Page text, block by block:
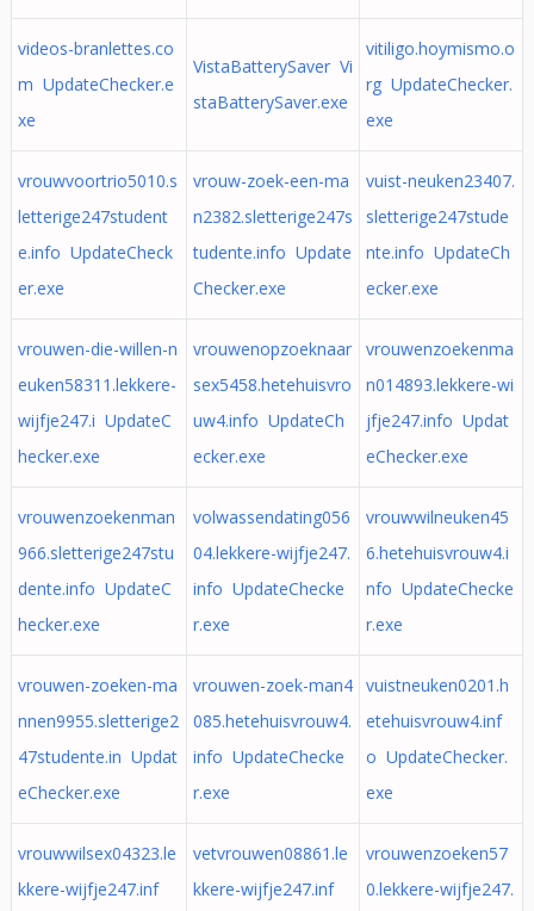
videos-branlettes.co
m UpdateChecker.e
xe
VistaBatterySaver Vi
staBatterySaver.exe
vitiligo.hoymismo.o
rg UpdateChecker.
exe
vrouwvoortrio5010.s
letterige247student
e.info UpdateCheck
er.exe
vrouw-zoek-een-ma
n2382.sletterige247s
tudente.info Update
Checker.exe
vuist-neuken23407.
sletterige247stude
nte.info UpdateCh
ecker.exe
vrouwen-die-willen-n
euken58311.lekkere-
wijfje247.i UpdateC
hecker.exe
vrouwenopzoeknaar
sex5458.hetehuisvro
uw4.info UpdateCh
ecker.exe
vrouwenzoekenma
n014893.lekkere-wi
jfje247.info Updat
eChecker.exe
vrouwenzoekenman
966.sletterige247stu
dente.info UpdateC
hecker.exe
volwassendating056
04.lekkere-wijfje247.
info UpdateChecke
r.exe
vrouwwilneuken45
6.hetehuisvrouw4.i
nfo UpdateChecke
r.exe
vrouwen-zoeken-ma
nnen9955.sletterige2
47studente.in Updat
eChecker.exe
vrouwen-zoek-man4
085.hetehuisvrouw4.
info UpdateChecke
r.exe
vuistneuken0201.h
etehuisvrouw4.inf
o UpdateChecker.
exe
vrouwwilsex04323.le
kkere-wijfje247.inf
vetvrouwen08861.le
kkere-wijfje247.inf
vrouwenzoeken57
0.lekkere-wijfje247.